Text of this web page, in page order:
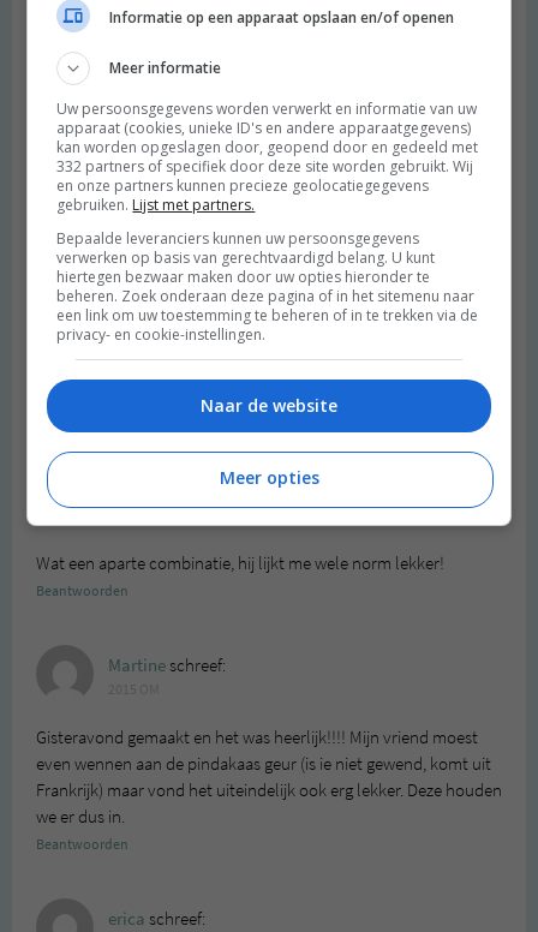
kimschreef:
Dit recept komt als geroepen want ik zit net te denken wat ik
moet maken voor avondeten en heb al deze ingredienten in
huis! :)
Beantwoorden
Saarschreef:
2015 OM
Heerlijk, zo’n soepje als lunch. Als diner ben ik nooit helemaal
gevuld met soep, maar goed, soep is altijd lekker :D
Beantwoorden
Elsbet | La Vie Pureschreef:
Wat een aparte combinatie, hij lijkt me wele norm lekker!
Beantwoorden
Martineschreef:
Gisteravond gemaakt en het was heerlijk!!!! Mijn vriend moest
even wennen aan de pindakaas geur (is ie niet gewend, komt uit
Frankrijk) maar vond het uiteindelijk ook erg lekker. Deze houden
we er dus in.
Beantwoorden
erica schreef:
Informatie op een apparaat opslaan en/of openen
Meer informatie
Uw persoonsgegevens worden verwerkt en informatie van uw
apparaat (cookies, unieke ID's en andere apparaatgegevens)
kan worden opgeslagen door, geopend door en gedeeld met
332 partners of specifiek door deze site worden gebruikt. Wij
en onze partners kunnen precieze geolocatiegegevens
gebruiken. Lijst met partners.
Bepaalde leveranciers kunnen uw persoonsgegevens
verwerken op basis van gerechtvaardigd belang. U kunt
hiertegen bezwaar maken door uw opties hieronder te
beheren. Zoek onderaan deze pagina of in het sitemenu naar
een link om uw toestemming te beheren of in te trekken via de
privacy- en cookie-instellingen.
Naar de website
Meer opties